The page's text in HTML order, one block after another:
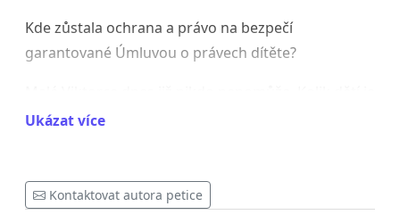
Kde zůstala ochrana a právo na bezpečí
garantované Úmluvou o právech dítěte?
ale právě teď ohroženo? Co se ještě musí stát, aby
Podpořte urychlenou změnu opatrovnické
legislativy.
Ukázat více
Kontaktovat autora petice